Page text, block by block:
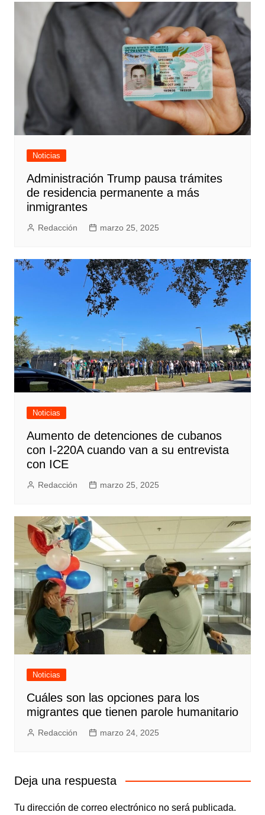
Noticias
Administración Trump pausa trámites
de residencia permanente a más
inmigrantes
Redacción marzo 25, 2025
Noticias
Aumento de detenciones de cubanos
con I-220A cuando van a su entrevista
con ICE
Redacción marzo 25, 2025
Noticias
Cuáles son las opciones para los
migrantes que tienen parole humanitario
Redacción marzo 24, 2025
Deja una respuesta
Tu dirección de correo electrónico no será publicada.